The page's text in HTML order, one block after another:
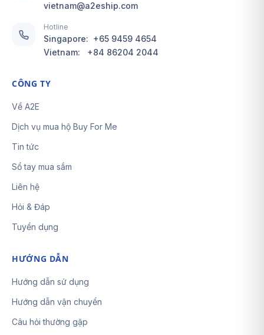
vietnam@a2eship.com
Hotline
Singapore: +65 9459 4654
Vietnam: +84 86204 2044
CÔNG TY
Về A2E
Dịch vụ mua hộ Buy For Me
Tin tức
Sổ tay mua sắm
Liên hệ
Hỏi & Đáp
Tuyển dụng
HƯỚNG DẪN
Hướng dẫn sử dụng
Hướng dẫn vận chuyển
Câu hỏi thường gặp